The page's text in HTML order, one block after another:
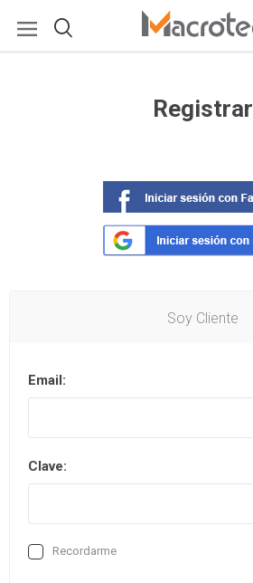
Registrar
Soy Cliente
Email:
Clave:
Recordarme